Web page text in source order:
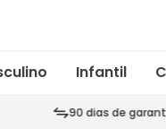
Infantil
90 dias de